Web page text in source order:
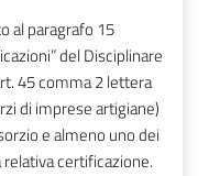
al paragrafo 15
del Disciplinare
45 comma 2 lettera
di imprese artigiane)
e almeno uno dei
certificazione.